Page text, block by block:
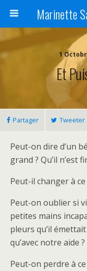
1
Et
Partager Tweeter
Peut-on dire d’un
grand ? Qu’il n’est
Peut-il changer à
Peut-on oublier si
petites mains
pleurs qu’il
qu’avec notre aide ?
Peut-on perdre à